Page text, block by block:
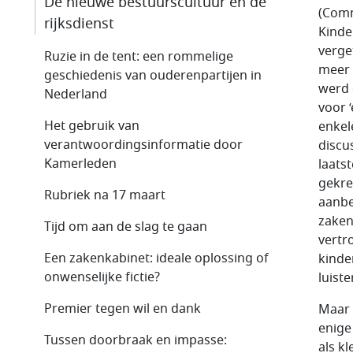
werd
voor
Maar
als
rijksdienst
Ruzie in de tent: een rommelige
geschiedenis van ouderenpartijen in
Nederland
Het gebruik van
verantwoordingsinformatie door
Kamerleden
Rubriek na 17 maart
Tijd om aan de slag te gaan
Een zakenkabinet: ideale oplossing of
onwenselijke fictie?
Premier tegen wil en dank
Tussen doorbraak en impasse: